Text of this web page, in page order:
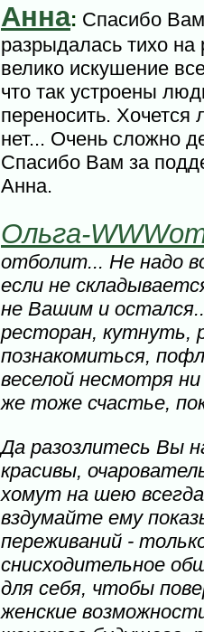
Анна: Спасибо
разрыдалась тихо
велико искушение
что так устроены
переносить. Хочется
нет... Очень сложно
Спасибо Вам за
Анна.
Ольга-
отболит... Не надо
если не
не Вашим и
ресторан, кутнуть,
познакомиться,
веселой несмотря
же тоже счастье,
Да разозлитесь Вы
красивы,
хомут на шею
вздумайте ему
переживаний -
снисходительное
для себя, чтобы
женские